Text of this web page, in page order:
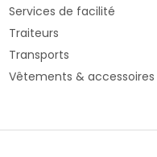
Services de facilité
Traiteurs
Transports
Vêtements & accessoires